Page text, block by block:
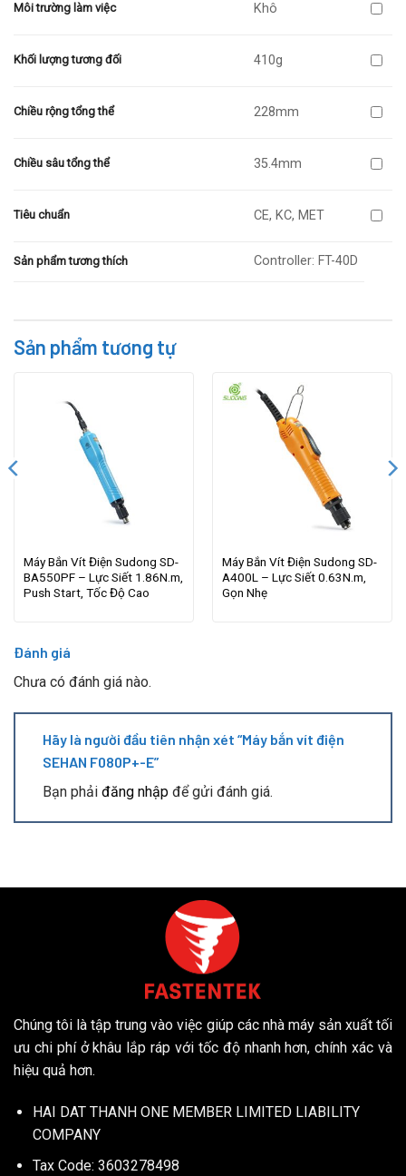
Môi trường làm việc Khô
Khối lượng tương đối 410g
Chiều rộng tổng thể 228mm
Chiều sâu tổng thể 35.4mm
Tiêu chuẩn CE, KC, MET
Sản phẩm tương thích Controller: FT-40D
Sản phẩm tương tự
Máy Bắn Vít Điện Sudong SD-
BA550PF – Lực Siết 1.86N.m,
Push Start, Tốc Độ Cao
Máy Bắn Vít Điện Sudong SD-
A400L – Lực Siết 0.63N.m,
Gọn Nhẹ
Đánh giá
Chưa có đánh giá nào.
Hãy là người đầu tiên nhận xét “Máy bắn vít điện
SEHAN F080P+-E”
Bạn phải đăng nhập để gửi đánh giá.
Chúng tôi là tập trung vào việc giúp các nhà máy sản xuất tối
ưu chi phí ở khâu lắp ráp với tốc độ nhanh hơn, chính xác và
hiệu quả hơn.
HAI DAT THANH ONE MEMBER LIMITED LIABILITY
COMPANY
Tax Code: 3603278498